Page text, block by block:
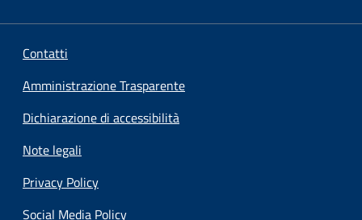
Contatti
Amministrazione Trasparente
Dichiarazione di accessibilità
Note legali
Privacy Policy
Social Media Policy